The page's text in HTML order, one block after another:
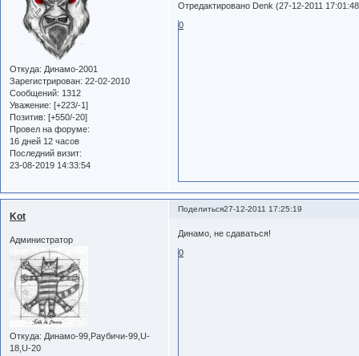
Откуда: Динамо-2001
Зарегистрирован: 22-02-2010
Сообщений: 1312
Уважение: [+223/-1]
Позитив: [+550/-20]
Провел на форуме:
16 дней 12 часов
Последний визит:
23-08-2019 14:33:54
Отредактировано Denk (27-12-2011
0
Поделиться27-12-2011 17:25:19
Kot
Администратор
Откуда: Динамо-99,Раубичи-99,U-
18,U-20
Динамо, не сдаваться!
0